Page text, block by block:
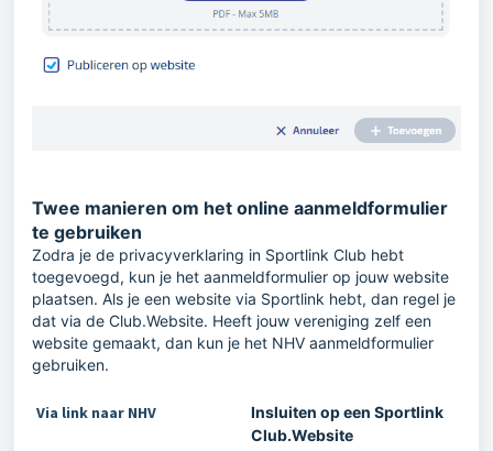
Twee manieren om het online aanmeldformulier
te gebruiken
Zodra je de privacyverklaring in Sportlink Club hebt
toegevoegd, kun je het aanmeldformulier op jouw website
plaatsen. Als je een website via Sportlink hebt, dan regel je
dat via de Club.Website. Heeft jouw vereniging zelf een
website gemaakt, dan kun je het NHV aanmeldformulier
gebruiken.
Via link naar NHV
Insluiten op een Sportlink
Club.Website